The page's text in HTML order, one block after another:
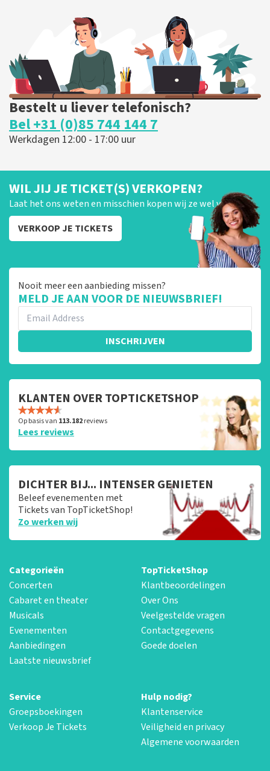
Bestelt u liever telefonisch?
Bel +31 (0)85 744 144 7
Werkdagen 12:00 - 17:00 uur
WIL JIJ JE TICKET(S) VERKOPEN?
Laat het ons weten en misschien kopen wij ze wel van je!
VERKOOP JE TICKETS
Nooit meer een aanbieding missen?
MELD JE AAN VOOR DE NIEUWSBRIEF!
INSCHRIJVEN
KLANTEN OVER TOPTICKETSHOP
Op basis van 113.182reviews
Lees reviews
DICHTER BIJ... INTENSER GENIETEN
Beleef evenementen met
Tickets van TopTicketShop!
Zo werken wij
Categorieën
Concerten
Cabaret en theater
Musicals
Evenementen
Aanbiedingen
Laatste nieuwsbrief
TopTicketShop
Klantbeoordelingen
Over Ons
Veelgestelde vragen
Contactgegevens
Goede doelen
Service
Groepsboekingen
Verkoop Je Tickets
Hulp nodig?
Klantenservice
Veiligheid en privacy
Algemene voorwaarden